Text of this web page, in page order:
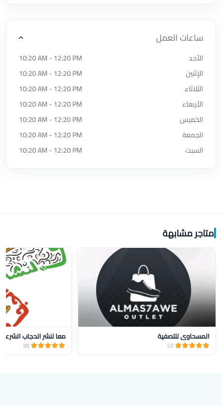
ساعات العمل
الأحد
10:20 AM - 12:20 PM
الإثنين
10:20 AM - 12:20 PM
الثلاثاء
10:20 AM - 12:20 PM
الأربعاء
10:20 AM - 12:20 PM
الخميس
10:20 AM - 12:20 PM
الجمعة
10:20 AM - 12:20 PM
السبت
10:20 AM - 12:20 PM
متاجر مشابهة
المسحاوي للتصفية
(2)
معا لنشر الحجاب
(8)